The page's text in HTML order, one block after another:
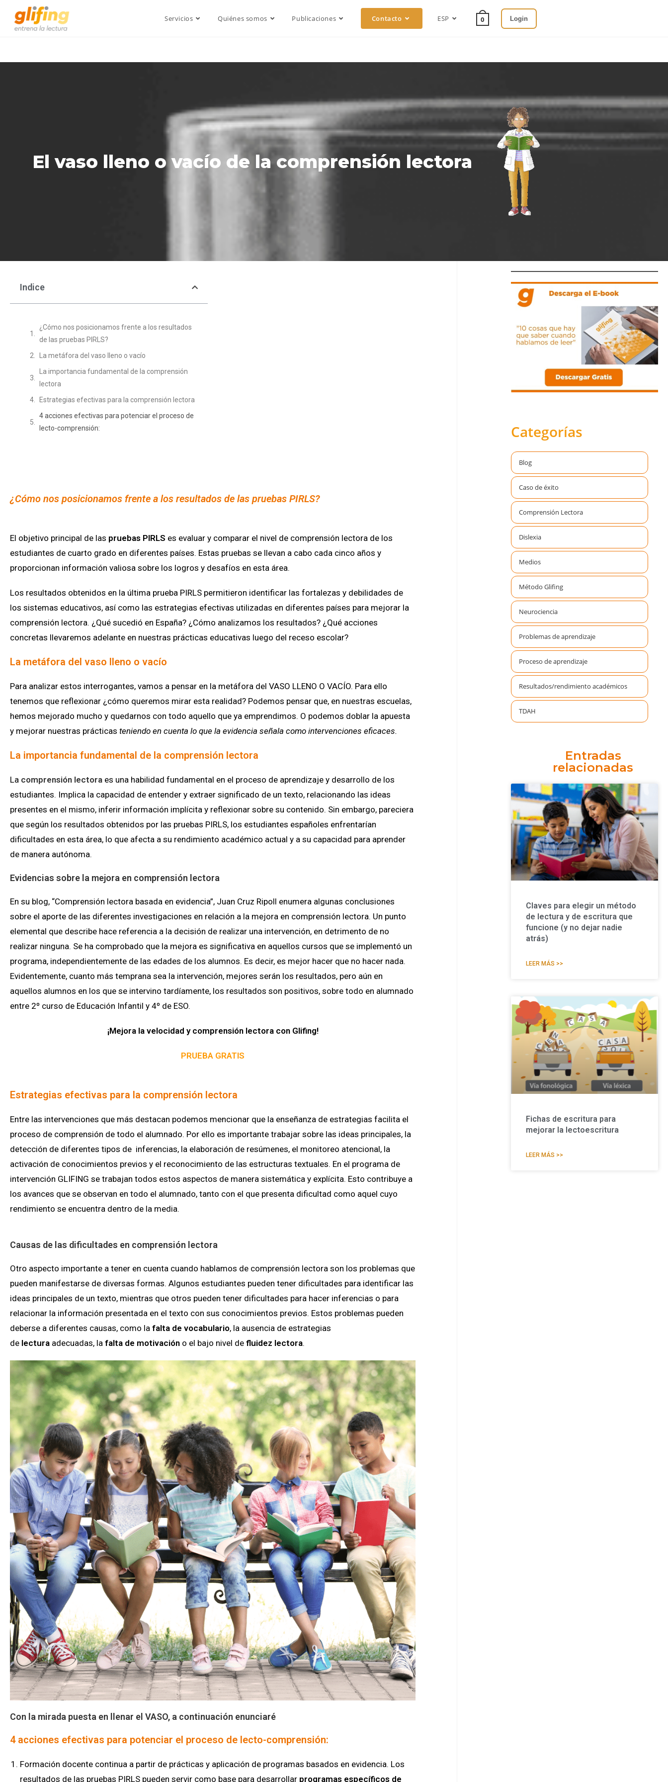
Servicios Quiénes somos Publicaciones Contacto ESP 0 Login
El vaso lleno o vacío de la comprensión lectora
Indice
¿Cómo nos posicionamos frente a los resultados
de las pruebas PIRLS?
La metáfora del vaso lleno o vacío
La importancia fundamental de la comprensión
lectora
Estrategias efectivas para la comprensión lectora
4 acciones efectivas para potenciar el proceso de
lecto-comprensión:
¿Cómo nos posicionamos frente a los resultados de las pruebas PIRLS?
El objetivo principal de las pruebas PIRLS es evaluar y comparar el nivel de comprensión lectora de los
estudiantes de cuarto grado en diferentes países. Estas pruebas se llevan a cabo cada cinco años y
proporcionan información valiosa sobre los logros y desafíos en esta área.
Los resultados obtenidos en la última prueba PIRLS permitieron identificar las fortalezas y debilidades de
los sistemas educativos, así como las estrategias efectivas utilizadas en diferentes países para mejorar la
comprensión lectora. ¿Qué sucedió en España? ¿Cómo analizamos los resultados? ¿Qué acciones
concretas llevaremos adelante en nuestras prácticas educativas luego del receso escolar?
La metáfora del vaso lleno o vacío
Para analizar estos interrogantes, vamos a pensar en la metáfora del VASO LLENO O VACÍO. Para ello
tenemos que reflexionar ¿cómo queremos mirar esta realidad? Podemos pensar que, en nuestras escuelas,
hemos mejorado mucho y quedarnos con todo aquello que ya emprendimos. O podemos doblar la apuesta
y mejorar nuestras prácticas teniendo en cuenta lo que la evidencia señala como intervenciones eficaces.
La importancia fundamental de la comprensión lectora
La comprensión lectora es una habilidad fundamental en el proceso de aprendizaje y desarrollo de los
estudiantes. Implica la capacidad de entender y extraer significado de un texto, relacionando las ideas
presentes en el mismo, inferir información implícita y reflexionar sobre su contenido. Sin embargo, pareciera
que según los resultados obtenidos por las pruebas PIRLS, los estudiantes españoles enfrentarían
dificultades en esta área, lo que afecta a su rendimiento académico actual y a su capacidad para aprender
de manera autónoma.
Evidencias sobre la mejora en comprensión lectora
En su blog, “Comprensión lectora basada en evidencia”, Juan Cruz Ripoll enumera algunas conclusiones
sobre el aporte de las diferentes investigaciones en relación a la mejora en comprensión lectora. Un punto
elemental que describe hace referencia a la decisión de realizar una intervención, en detrimento de no
realizar ninguna. Se ha comprobado que la mejora es significativa en aquellos cursos que se implementó un
programa, independientemente de las edades de los alumnos. Es decir, es mejor hacer que no hacer nada.
Evidentemente, cuanto más temprana sea la intervención, mejores serán los resultados, pero aún en
aquellos alumnos en los que se intervino tardíamente, los resultados son positivos, sobre todo en alumnado
entre 2º curso de Educación Infantil y 4º de ESO.
¡Mejora la velocidad y comprensión lectora con Glifing!
PRUEBA GRATIS
Estrategias efectivas para la comprensión lectora
Entre las intervenciones que más destacan podemos mencionar que la enseñanza de estrategias facilita el
proceso de comprensión de todo el alumnado. Por ello es importante trabajar sobre las ideas principales, la
detección de diferentes tipos de inferencias, la elaboración de resúmenes, el monitoreo atencional, la
activación de conocimientos previos y el reconocimiento de las estructuras textuales. En el programa de
intervención GLIFING se trabajan todos estos aspectos de manera sistemática y explícita. Esto contribuye a
los avances que se observan en todo el alumnado, tanto con el que presenta dificultad como aquel cuyo
rendimiento se encuentra dentro de la media.
Causas de las dificultades en comprensión lectora
Otro aspecto importante a tener en cuenta cuando hablamos de comprensión lectora son los problemas que
pueden manifestarse de diversas formas. Algunos estudiantes pueden tener dificultades para identificar las
ideas principales de un texto, mientras que otros pueden tener dificultades para hacer inferencias o para
relacionar la información presentada en el texto con sus conocimientos previos. Estos problemas pueden
deberse a diferentes causas, como la falta de vocabulario, la ausencia de estrategias
de lectura adecuadas, la falta de motivación o el bajo nivel de fluidez lectora.
Con la mirada puesta en llenar el VASO, a continuación enunciaré
4 acciones efectivas para potenciar el proceso de lecto-comprensión:
Formación docente continua a partir de prácticas y aplicación de programas basados en evidencia. Los
resultados de las pruebas PIRLS pueden servir como base para desarrollar programas específicos de
Categorías
Blog
Caso de éxito
Comprensión Lectora
Dislexia
Medios
Método Glifing
Neurociencia
Problemas de aprendizaje
Proceso de aprendizaje
Resultados/rendimiento académicos
TDAH
Entradas
relacionadas
Claves para elegir un método
de lectura y de escritura que
funcione (y no dejar nadie
atrás)
LEER MÁS >>
Fichas de escritura para
mejorar la lectoescritura
LEER MÁS >>